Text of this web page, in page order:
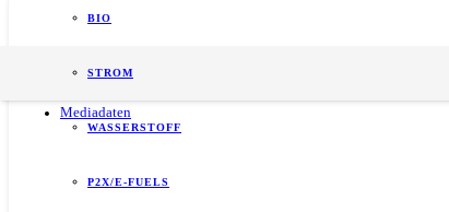
Mediadaten
BIO
STROM
WASSERSTOFF
P2X/E-FUELS